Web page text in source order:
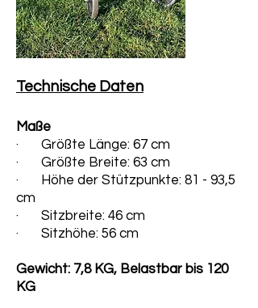
Technische Daten
Maße
· Größte Länge: 67 cm
· Größte Breite: 63 cm
· Höhe der Stützpunkte: 81 - 93,5
cm
· Sitzbreite: 46 cm
· Sitzhöhe: 56 cm
Gewicht: 7,8 KG, Belastbar bis 120
KG